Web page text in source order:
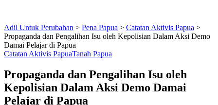
Adil Untuk Perubahan > Pena Papua > Catatan Aktivis Papua >
Propaganda dan Pengalihan Isu oleh Kepolisian Dalam Aksi Demo
Damai Pelajar di Papua
Catatan Aktivis PapuaTanah Papua
Propaganda dan Pengalihan Isu oleh
Kepolisian Dalam Aksi Demo Damai
Pelajar di Papua